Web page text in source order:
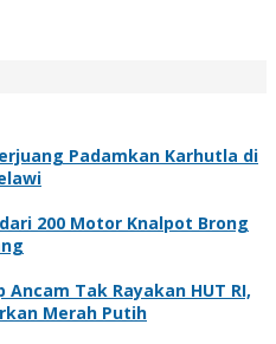
Padamkan Karhutla di
200 Motor Knalpot Brong
Tak Rayakan HUT RI,
Merah Putih